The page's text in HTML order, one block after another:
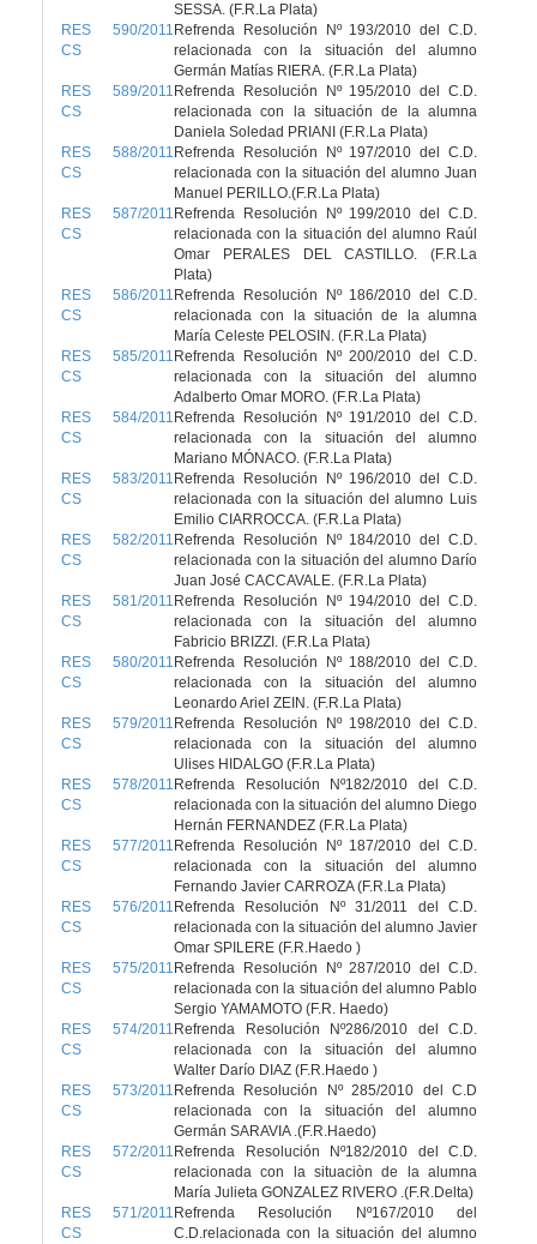
SESSA. (F.R.La Plata)
RES 590/2011
CS
Refrenda Resolución Nº 193/2010 del C.D.
relacionada con la situación del alumno
Germán Matías RIERA. (F.R.La Plata)
RES 589/2011
CS
Refrenda Resolución Nº 195/2010 del C.D.
relacionada con la situación de la alumna
Daniela Soledad PRIANI (F.R.La Plata)
RES 588/2011
CS
Refrenda Resolución Nº 197/2010 del C.D.
relacionada con la situación del alumno Juan
Manuel PERILLO.(F.R.La Plata)
RES 587/2011
CS
Refrenda Resolución Nº 199/2010 del C.D.
relacionada con la situación del alumno Raúl
Omar PERALES DEL CASTILLO. (F.R.La
Plata)
RES 586/2011
CS
Refrenda Resolución Nº 186/2010 del C.D.
relacionada con la situación de la alumna
María Celeste PELOSIN. (F.R.La Plata)
RES 585/2011
CS
Refrenda Resolución Nº 200/2010 del C.D.
relacionada con la situación del alumno
Adalberto Omar MORO. (F.R.La Plata)
RES 584/2011
CS
Refrenda Resolución Nº 191/2010 del C.D.
relacionada con la situación del alumno
Mariano MÓNACO. (F.R.La Plata)
RES 583/2011
CS
Refrenda Resolución Nº 196/2010 del C.D.
relacionada con la situación del alumno Luis
Emilio CIARROCCA. (F.R.La Plata)
RES 582/2011
CS
Refrenda Resolución Nº 184/2010 del C.D.
relacionada con la situación del alumno Darío
Juan José CACCAVALE. (F.R.La Plata)
RES 581/2011
CS
Refrenda Resolución Nº 194/2010 del C.D.
relacionada con la situación del alumno
Fabricio BRIZZI. (F.R.La Plata)
RES 580/2011
CS
Refrenda Resolución Nº 188/2010 del C.D.
relacionada con la situación del alumno
Leonardo Ariel ZEIN. (F.R.La Plata)
RES 579/2011
CS
Refrenda Resolución Nº 198/2010 del C.D.
relacionada con la situación del alumno
Ulises HIDALGO (F.R.La Plata)
RES 578/2011
CS
Refrenda Resolución Nº182/2010 del C.D.
relacionada con la situación del alumno Diego
Hernán FERNANDEZ (F.R.La Plata)
RES 577/2011
CS
Refrenda Resolución Nº 187/2010 del C.D.
relacionada con la situación del alumno
Fernando Javier CARROZA (F.R.La Plata)
RES 576/2011
CS
Refrenda Resolución Nº 31/2011 del C.D.
relacionada con la situación del alumno Javier
Omar SPILERE (F.R.Haedo )
RES 575/2011
CS
Refrenda Resolución Nº 287/2010 del C.D.
relacionada con la situación del alumno Pablo
Sergio YAMAMOTO (F.R. Haedo)
RES 574/2011
CS
Refrenda Resolución Nº286/2010 del C.D.
relacionada con la situación del alumno
Walter Darío DIAZ (F.R.Haedo )
RES 573/2011
CS
Refrenda Resolución Nº 285/2010 del C.D
relacionada con la situación del alumno
Germán SARAVIA .(F.R.Haedo)
RES 572/2011
CS
Refrenda Resolución Nº182/2010 del C.D.
relacionada con la situaciòn de la alumna
María Julieta GONZALEZ RIVERO .(F.R.Delta)
RES 571/2011
CS
Refrenda Resolución Nº167/2010 del
C.D.relacionada con la situación del alumno